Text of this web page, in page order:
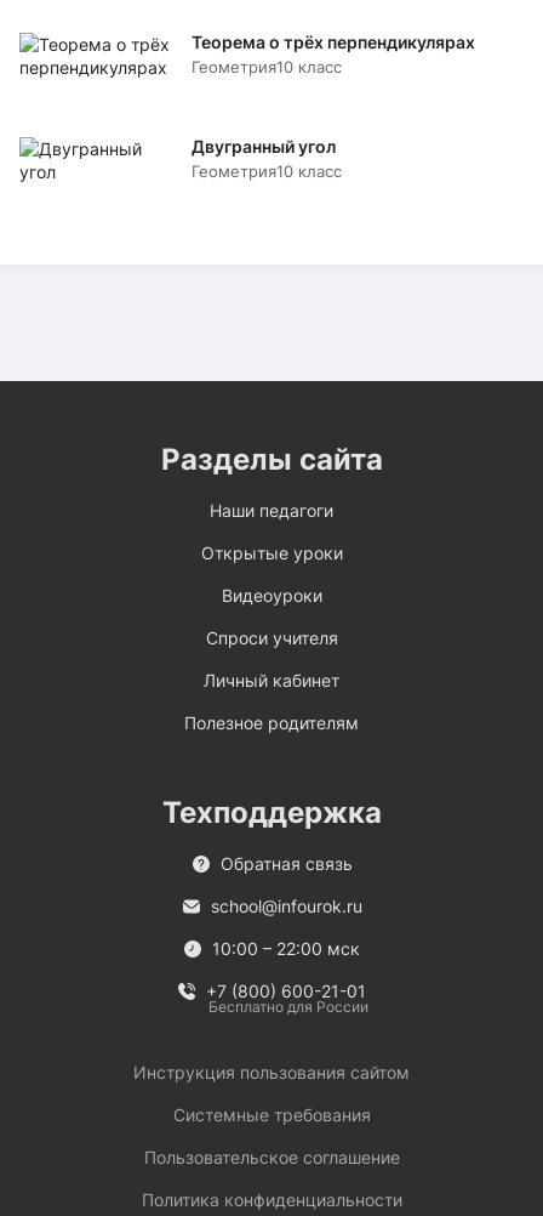
Теорема о трёх перпендикулярах
Геометрия10 класс
Двугранный угол
Геометрия10 класс
Разделы сайта
Наши педагоги
Открытые уроки
Видеоуроки
Спроси учителя
Личный кабинет
Полезное родителям
Техподдержка
Обратная связь
school@infourok.ru
10:00 – 22:00 мск
+7 (800) 600-21-01
Бесплатно для России
Инструкция пользования сайтом
Системные требования
Пользовательское соглашение
Политика конфиденциальности